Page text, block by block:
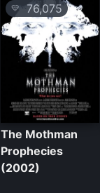
💛76,075
The Mothman
Prophecies
(2002)